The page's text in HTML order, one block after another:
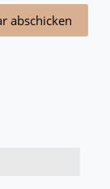
abschicken